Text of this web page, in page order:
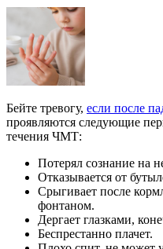
Бейте тревогу, если после
проявляются следующие
течения ЧМТ:
Потерял сознание на
Отказывается от
Срыгивает после
фонтаном.
Дергает глазками,
Беспрестанно плачет.